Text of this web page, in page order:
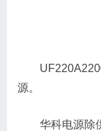
源。
华科电源除